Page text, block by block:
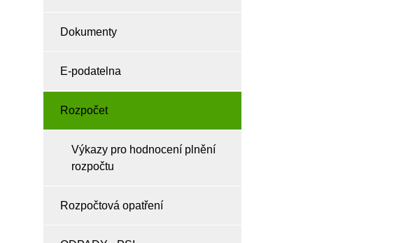
Dokumenty
E-podatelna
Rozpočet
Výkazy pro hodnocení plnění
rozpočtu
Rozpočtová opatření